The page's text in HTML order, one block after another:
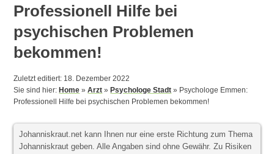
Professionell Hilfe bei
psychischen Problemen
bekommen!
Zuletzt editiert: 18. Dezember 2022
Sie sind hier:Home »Arzt »Psychologe Stadt » Psychologe Emmen:
Professionell Hilfe bei psychischen Problemen bekommen!
Johanniskraut.net kann Ihnen nur eine erste Richtung zum Thema
Johanniskraut geben. Alle Angaben sind ohne Gewähr. Zu Risiken